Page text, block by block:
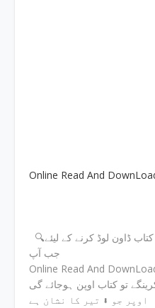
Online Read And
🔍کتاب ڈاون لوڈ کرنے کے لیئے
جب آپ
Online Read And
تو کتاب اوپن ہوجائے گی
اوپر جو ⬇ تیر کا نشان ہے